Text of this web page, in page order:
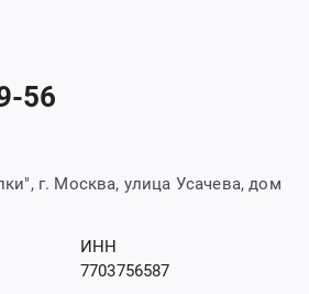
56
г. Москва, улица Усачева, дом
ИНН
7703756587